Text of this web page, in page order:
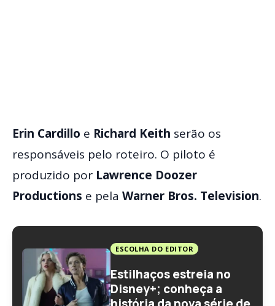
Erin Cardillo e Richard Keith serão os
responsáveis pelo roteiro. O piloto é
produzido por Lawrence Doozer
Productions e pela Warner Bros. Television.
ESCOLHA DO EDITOR
Estilhaços estreia no
Disney+; conheça a